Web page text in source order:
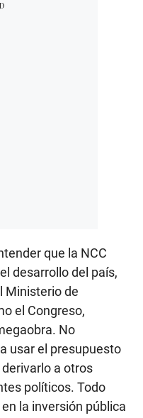
que la NCC
desarrollo del país,
Ministerio de
el Congreso,
No
usar el presupuesto
a otros
políticos. Todo
la inversión pública